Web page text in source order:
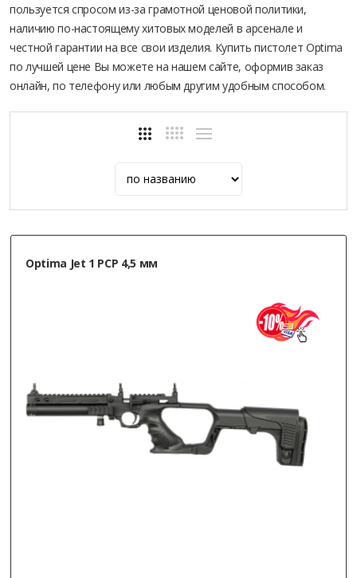
пользуется спросом из-за грамотной ценовой политики,
наличию по-настоящему хитовых моделей в арсенале и
честной гарантии на все свои изделия. Купить пистолет Optima
по лучшей цене Вы можете на нашем сайте, оформив заказ
онлайн, по телефону или любым другим удобным способом.
Optima Jet 1 PCP 4,5 мм